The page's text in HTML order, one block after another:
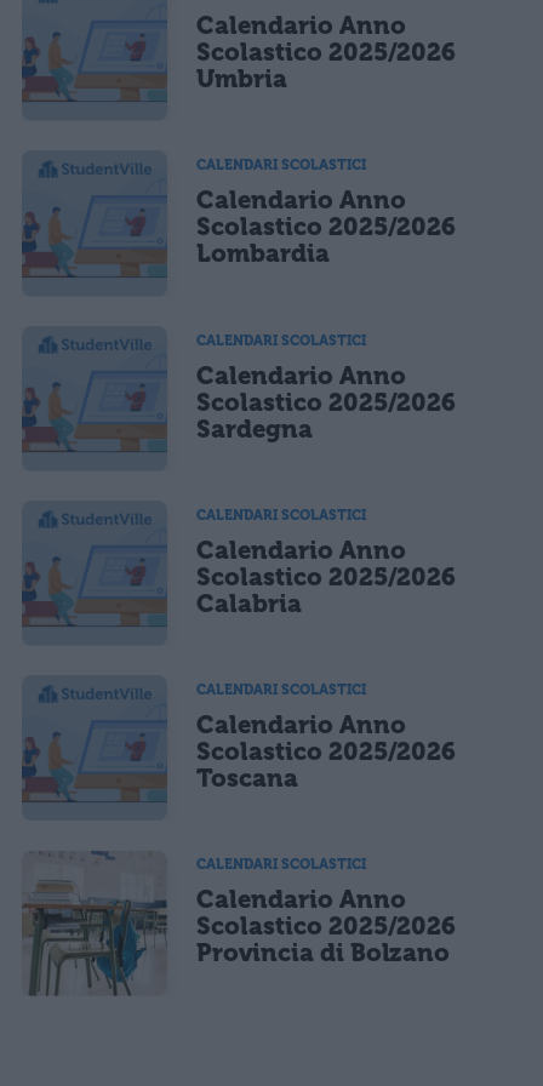
Calendario Anno
Scolastico 2025/2026
Umbria
CALENDARI SCOLASTICI
Calendario Anno
Scolastico 2025/2026
Lombardia
CALENDARI SCOLASTICI
Calendario Anno
Scolastico 2025/2026
Sardegna
CALENDARI SCOLASTICI
Calendario Anno
Scolastico 2025/2026
Calabria
CALENDARI SCOLASTICI
Calendario Anno
Scolastico 2025/2026
Toscana
CALENDARI SCOLASTICI
Calendario Anno
Scolastico 2025/2026
Provincia di Bolzano